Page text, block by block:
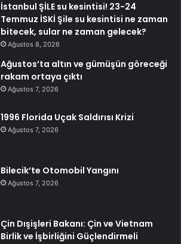
İstanbul ŞİLE su kesintisi! 23-24
Temmuz İSKİ Şile su kesintisi ne zaman
bitecek, sular ne zaman gelecek?
Ağustos 8, 2026
Ağustos’ta altın ve gümüşün göreceği
rakam ortaya çıktı
Ağustos 7, 2026
1996 Florida Uçak Saldırısı Krizi
Ağustos 7, 2026
Bilecik’te Otomobil Yangını
Ağustos 7, 2026
Çin Dışişleri Bakanı: Çin ve Vietnam
Birlik ve İşbirliğini Güçlendirmeli